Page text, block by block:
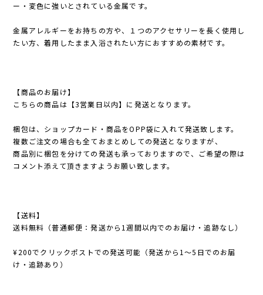
ー・変色に強いとされている金属です。
金属アレルギーをお持ちの方や、１つのアクセサリーを長く使用し
たい方、着用したまま入浴されたい方におすすめの素材です。
【商品のお届け】
こちらの商品は【3営業日以内】に発送となります。
梱包は、ショップカード・商品をOPP袋に入れて発送致します。
複数ご注文の場合も全ておまとめしての発送となりますが、
商品別に梱包を分けての発送も承っておりますので、ご希望の際は
コメント添えて頂きますようお願い致します。
【送料】
送料無料（普通郵便：発送から1週間以内でのお届け・追跡なし）
¥200でクリックポストでの発送可能（発送から1〜5日でのお届
け・追跡あり）